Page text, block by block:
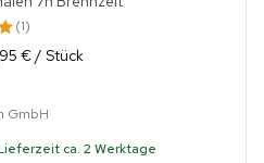
1
€ / Stück
GmbH
ca. 2 Werktage